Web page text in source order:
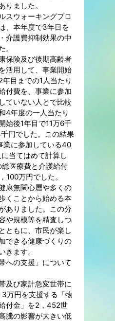
りました。
スウォーキングプロ
、本年度で3年目を
介護費抑制効果の中
。
保険及び後期高齢者
活用して、事業開始
目までの1人当たり
付費を、事業に参加
ていない人とで比較
4年度の一人当たり
始後1年目で11万6千
円でした。この結果
業に参加している40
当てはめて計算し
医療費と介護給付
100万円でした。
康無関心層や多くの
くことから始める本
ありました。この分
や規模等を精査しつ
ともに、市民が楽し
できる健康づくりの
きます。
への支援」について
及び家計急変世帯に
万円を支援する「物
付金」を2，452世
騰の影響が大きい低